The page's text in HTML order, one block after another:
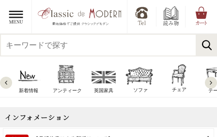
新着情報 アンティーク 英国家具 ソファ チェア テ